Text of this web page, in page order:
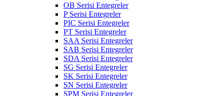
OB Serisi Entegreler
P Serisi Entegreler
PIC Serisi Entegreler
PT Serisi Entegreler
SAA Serisi Entegreler
SAB Serisi Entegreler
SDA Serisi Entegreler
SG Serisi Entegreler
SK Serisi Entegreler
SN Serisi Entegreler
SPM Serisi Entegreler